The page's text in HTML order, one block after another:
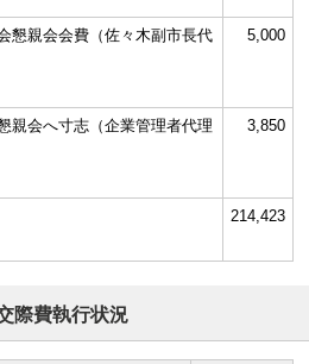
懇親会会費（佐々木副市長代
5,000
親会へ寸志（企業管理者代理
3,850
214,423
際費執行状況